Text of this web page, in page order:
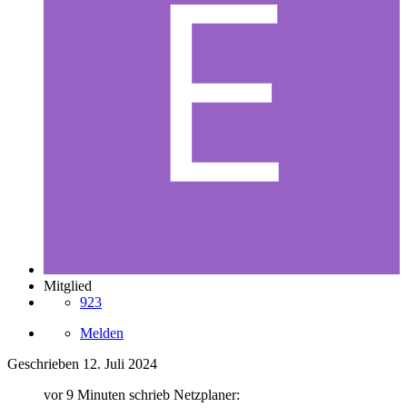
Mitglied
923
Melden
Geschrieben 12. Juli 2024
vor 9 Minuten schrieb Netzplaner: